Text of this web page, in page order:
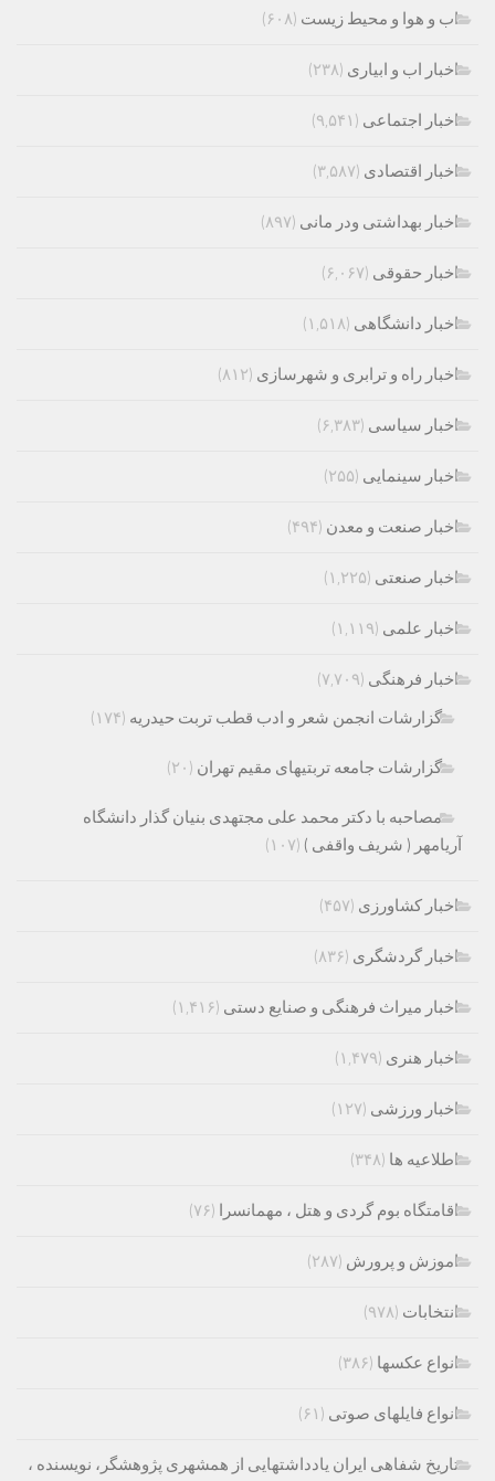
اب و هوا و محیط زیست (۶۰۸)
اخبار اب و ابیاری (۲۳۸)
اخبار اجتماعی (۹,۵۴۱)
اخبار اقتصادی (۳,۵۸۷)
اخبار بهداشتی ودر مانی (۸۹۷)
اخبار حقوقی (۶,۰۶۷)
اخبار دانشگاهی (۱,۵۱۸)
اخبار راه و ترابری و شهرسازی (۸۱۲)
اخبار سیاسی (۶,۳۸۳)
اخبار سینمایی (۲۵۵)
اخبار صنعت و معدن (۴۹۴)
اخبار صنعتی (۱,۲۲۵)
اخبار علمی (۱,۱۱۹)
اخبار فرهنگی (۷,۷۰۹)
گزارشات انجمن شعر و ادب قطب تربت حیدریه (۱۷۴)
گزارشات جامعه تربتیهای مقیم تهران (۲۰)
مصاحبه با دکتر محمد علی مجتهدی بنیان گذار دانشگاه
آریامهر ( شریف واقفی ) (۱۰۷)
اخبار کشاورزی (۴۵۷)
اخبار گردشگری (۸۳۶)
اخبار میراث فرهنگی و صنایع دستی (۱,۴۱۶)
اخبار هنری (۱,۴۷۹)
اخبار ورزشی (۱۲۷)
اطلاعیه ها (۳۴۸)
اقامتگاه بوم گردی و هتل ، مهمانسرا (۷۶)
اموزش و پرورش (۲۸۷)
انتخابات (۹۷۸)
انواع عکسها (۳۸۶)
انواع فایلهای صوتی (۶۱)
تاریخ شفاهی ایران یادداشتهایی از همشهری پژوهشگر، نویسنده ،